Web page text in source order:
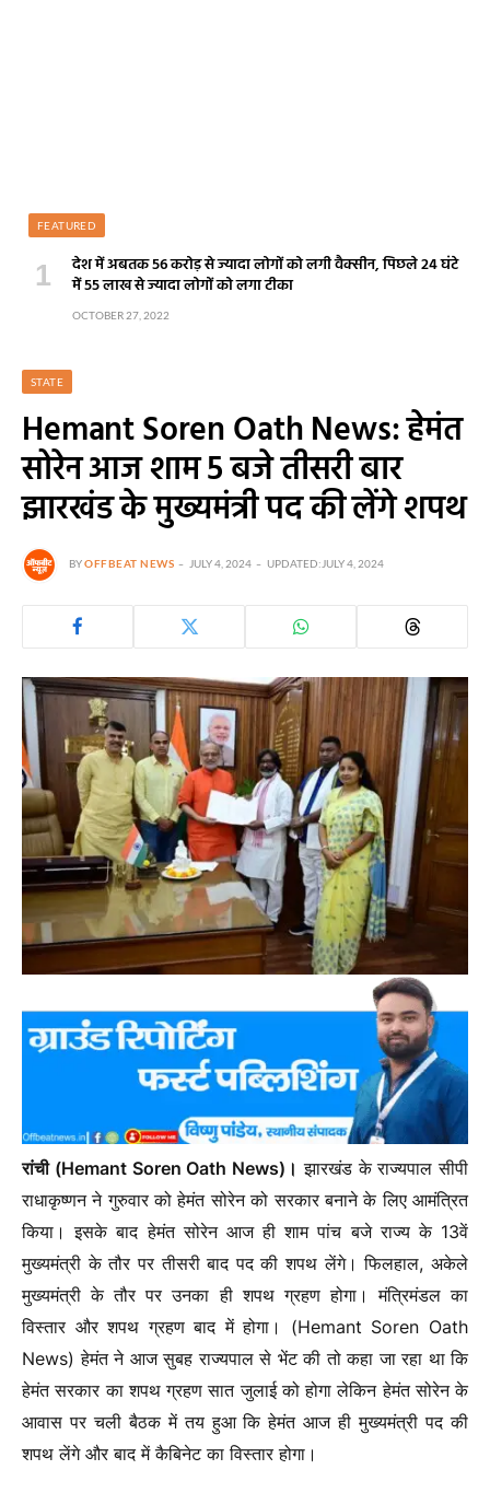
FEATURED
देश में अबतक 56 करोड़ से ज्यादा लोगों को लगी वैक्सीन, पिछले 24 घंटे
में 55 लाख से ज्यादा लोगों को लगा टीका
OCTOBER 27, 2022
STATE
Hemant Soren Oath News: हेमंत
सोरेन आज शाम 5 बजे तीसरी बार
झारखंड के मुख्यमंत्री पद की लेंगे शपथ
BYOFFBEAT NEWS JULY 4, 2024 UPDATED: JULY 4, 2024
रांची (Hemant Soren Oath News)। झारखंड के राज्यपाल सीपी
राधाकृष्णन ने गुरुवार को हेमंत सोरेन को सरकार बनाने के लिए आमंत्रित
किया। इसके बाद हेमंत सोरेन आज ही शाम पांच बजे राज्य के 13वें
मुख्यमंत्री के तौर पर तीसरी बाद पद की शपथ लेंगे। फिलहाल, अकेले
मुख्यमंत्री के तौर पर उनका ही शपथ ग्रहण होगा। मंत्रिमंडल का
विस्तार और शपथ ग्रहण बाद में होगा। (Hemant Soren Oath
News) हेमंत ने आज सुबह राज्यपाल से भेंट की तो कहा जा रहा था कि
हेमंत सरकार का शपथ ग्रहण सात जुलाई को होगा लेकिन हेमंत सोरेन के
आवास पर चली बैठक में तय हुआ कि हेमंत आज ही मुख्यमंत्री पद की
शपथ लेंगे और बाद में कैबिनेट का विस्तार होगा।